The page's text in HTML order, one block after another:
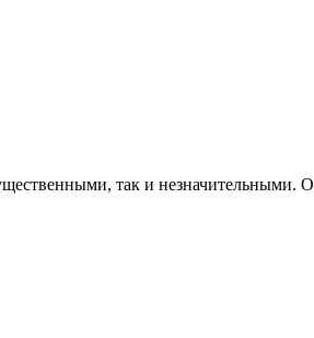
так и незначительными.